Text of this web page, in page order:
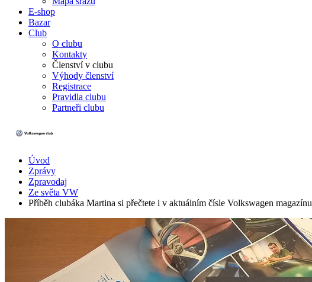
E-shop
Bazar
Club
O clubu
Kontakty
Členství v clubu
Výhody členství
Registrace
Pravidla clubu
Partneři clubu
Úvod
Zprávy
Zpravodaj
Ze světa VW
Příběh clubáka Martina si přečtete i v aktuálním čísle Volkswagen magazínu